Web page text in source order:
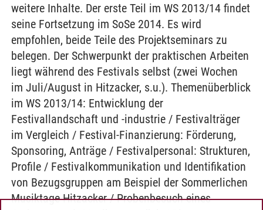
weitere Inhalte. Der erste Teil im WS 2013/14 findet
seine Fortsetzung im SoSe 2014. Es wird
empfohlen, beide Teile des Projektseminars zu
belegen. Der Schwerpunkt der praktischen Arbeiten
liegt während des Festivals selbst (zwei Wochen
im Juli/August in Hitzacker, s.u.). Themenüberblick
im WS 2013/14: Entwicklung der
Festivallandschaft und -industrie / Festivalträger
im Vergleich / Festival-Finanzierung: Förderung,
Sponsoring, Anträge / Festivalpersonal: Strukturen,
Profile / Festivalkommunikation und Identifikation
von Bezugsgruppen am Beispiel der Sommerlichen
Musiktage Hitzacker / Probenbesuch eines